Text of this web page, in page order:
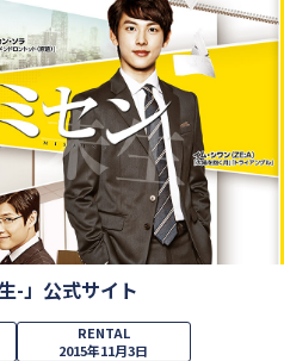
-」公式サイト
RENTAL
2015年11月3日